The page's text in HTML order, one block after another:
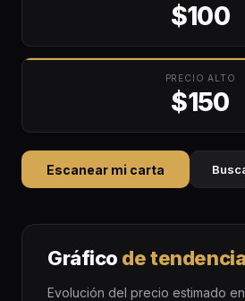
$100
PRECIO ALTO
$150
Escanear mi carta
Gráfico de tendencia
Evolución del precio estimado en